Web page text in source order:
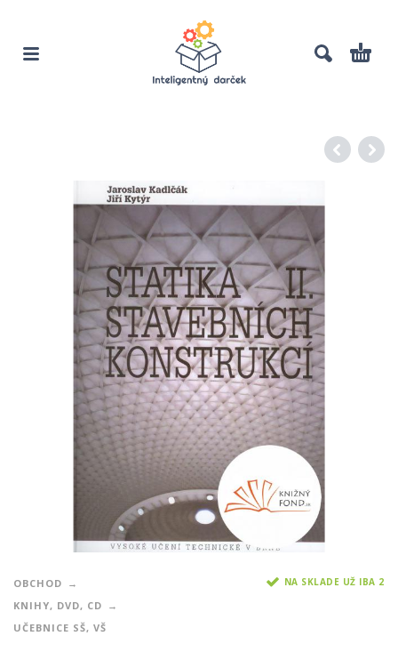
OBCHOD
KNIHY, DVD, CD
UČEBNICE SŠ, VŠ
NA SKLADE UŽ IBA 2